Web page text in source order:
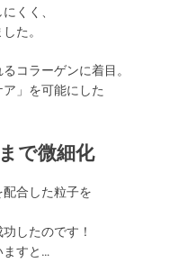
くく、
た。
コラーゲンに着目。
」を可能にした
で微細化
合した粒子を
したのです！
ますと…